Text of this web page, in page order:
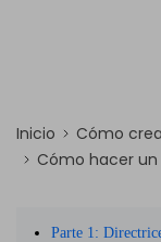
Inicio
Cómo
Cómo hacer
Parte 1: